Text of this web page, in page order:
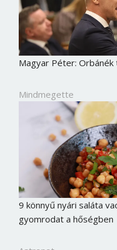
Magyar Péter:
Mindmegette
9 könnyű nyári saláta
gyomrodat a hőségben